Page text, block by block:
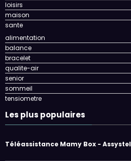
loisirs
maison
sante
alimentation
balance
bracelet
qualite-air
senior
sommeil
tensiometre
Les plus populaires
Téléassistance Mamy Box - Assystel